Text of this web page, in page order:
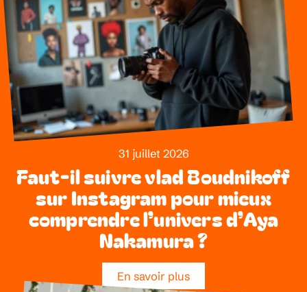
31 juillet 2026
Faut-il suivre vlad Boudnikoff
sur Instagram pour mieux
comprendre l’univers d’Aya
Nakamura ?
En savoir plus